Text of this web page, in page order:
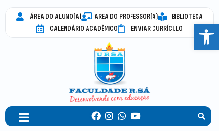
ÁREA DO ALUNO(A) AREA DO PROFESSOR(A)
BIBLIOTECA
CALENDÁRIO ACADÊMICO
ENVIAR CURRÍCULO Abrir